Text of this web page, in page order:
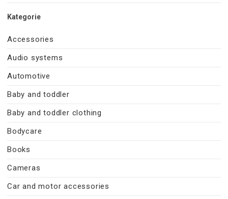
Kategorie
Accessories
Audio systems
Automotive
Baby and toddler
Baby and toddler clothing
Bodycare
Books
Cameras
Car and motor accessories